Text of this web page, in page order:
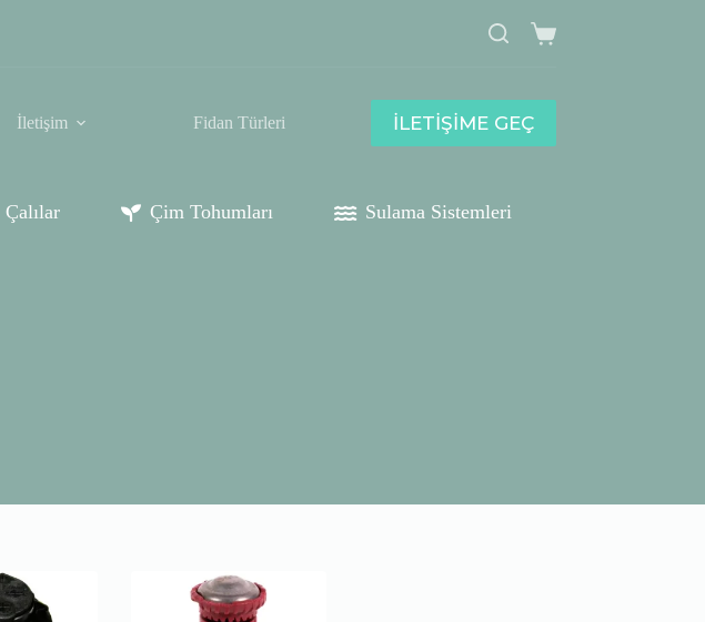
Shopping
İletişim Fidan Türleri İLETİŞİME GEÇ
Çalılar Çim Tohumları Sulama Sistemleri